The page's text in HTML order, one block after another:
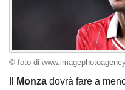
© foto di
Monza dovrà fare a